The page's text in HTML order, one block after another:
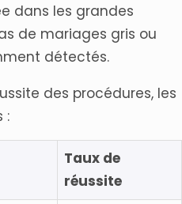
dans les grandes
de mariages gris ou
détectés.
des procédures, les
:
Taux de
réussite